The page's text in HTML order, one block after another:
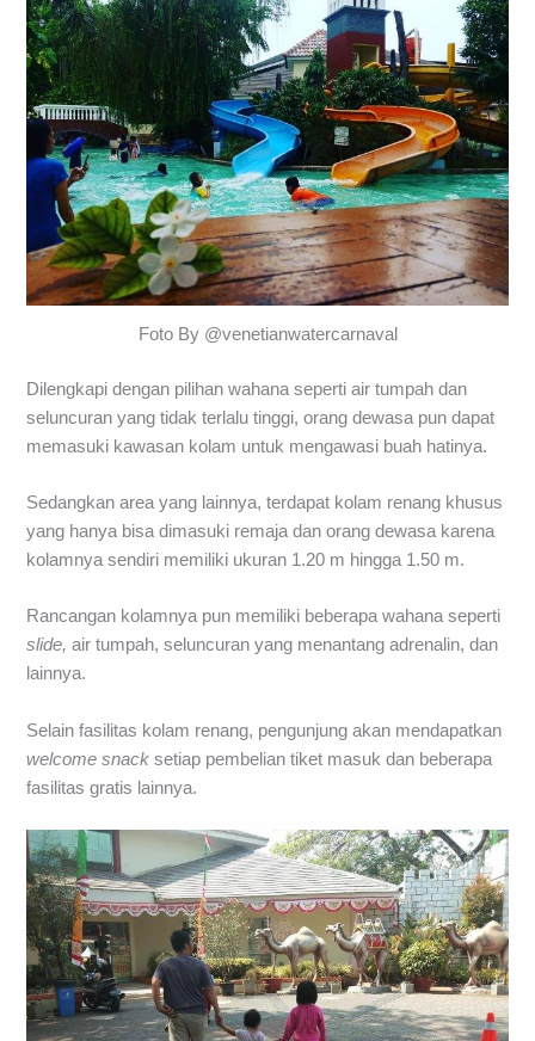
Foto By @venetianwatercarnaval
Dilengkapi dengan pilihan wahana seperti air tumpah dan
seluncuran yang tidak terlalu tinggi, orang dewasa pun dapat
memasuki kawasan kolam untuk mengawasi buah hatinya.
Sedangkan area yang lainnya, terdapat kolam renang khusus
yang hanya bisa dimasuki remaja dan orang dewasa karena
kolamnya sendiri memiliki ukuran 1.20 m hingga 1.50 m.
Rancangan kolamnya pun memiliki beberapa wahana seperti
slide, air tumpah, seluncuran yang menantang adrenalin, dan
lainnya.
Selain fasilitas kolam renang, pengunjung akan mendapatkan
welcome snack setiap pembelian tiket masuk dan beberapa
fasilitas gratis lainnya.